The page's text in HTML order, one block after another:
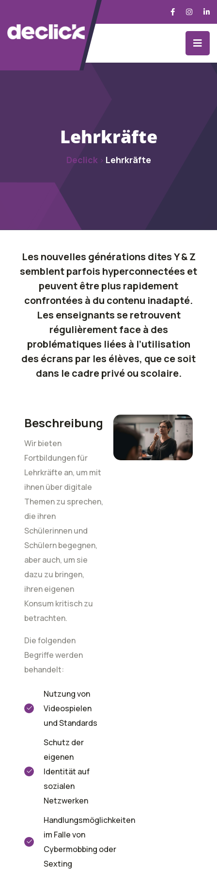
Lehrkräfte
Declick> Lehrkräfte
Les nouvelles générations dites Y & Z
semblent parfois hyperconnectées et
peuvent être plus rapidement
confrontées à du contenu inadapté.
Les enseignants se retrouvent
régulièrement face à des
problématiques liées à l’utilisation
des écrans par les élèves, que ce soit
dans le cadre privé ou scolaire.
Beschreibung
Wir bieten
Fortbildungen für
Lehrkräfte an, um mit
ihnen über digitale
Themen zu sprechen,
die ihren
Schülerinnen und
Schülern begegnen,
aber auch, um sie
dazu zu bringen,
ihren eigenen
Konsum kritisch zu
betrachten.
Die folgenden
Begriffe werden
behandelt:
Nutzung von
Videospielen
und Standards
Schutz der
eigenen
Identität auf
sozialen
Netzwerken
Handlungsmöglichkeiten
im Falle von
Cybermobbing oder
Sexting